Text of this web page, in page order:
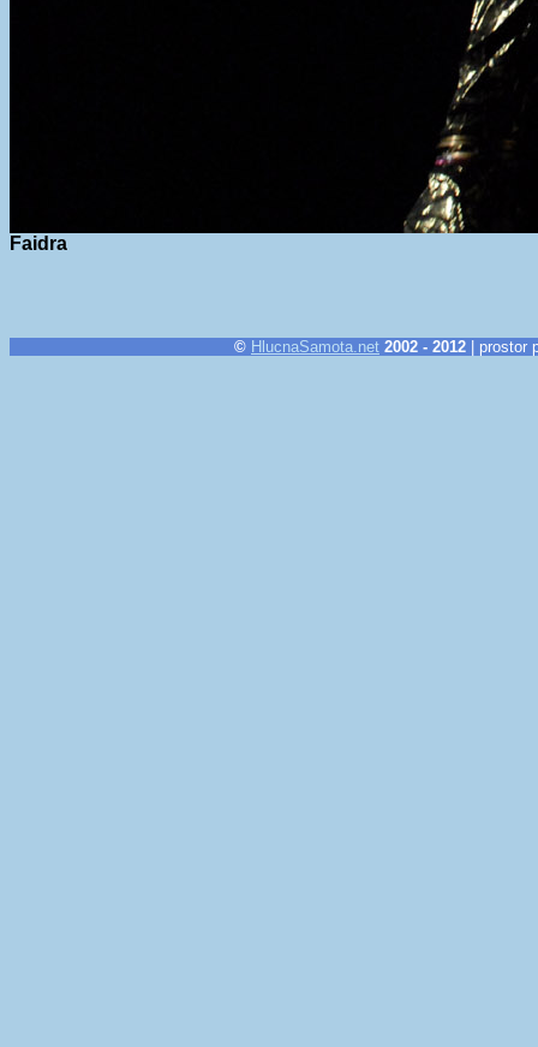
Faidra
© HlucnaSamota.net 2002 - 2012 | prostor